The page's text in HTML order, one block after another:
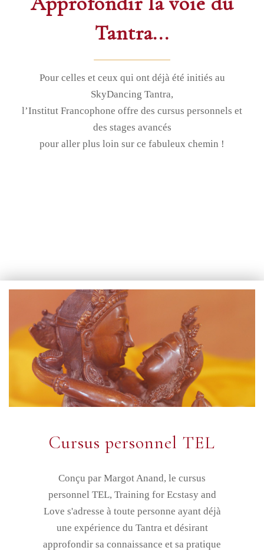
Tantra...
Pour celles et ceux qui ont déjà été initiés au
SkyDancing Tantra,
l’Institut Francophone offre des cursus personnels et
des stages avancés
pour aller plus loin sur ce fabuleux chemin !
Cursus personnel TEL
Conçu par Margot Anand, le cursus
personnel TEL, Training for Ecstasy and
Love s'adresse à toute personne ayant déjà
une expérience du Tantra et désirant
approfondir sa connaissance et sa pratique